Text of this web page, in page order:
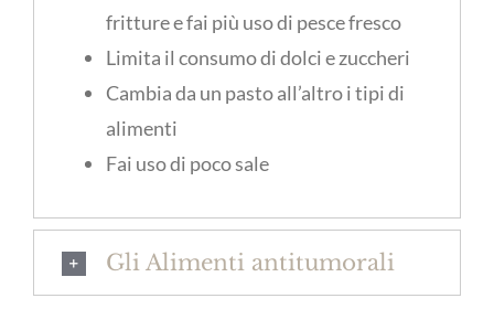
fritture e fai più uso di pesce fresco
Limita il consumo di dolci e zuccheri
Cambia da un pasto all’altro i tipi di
alimenti
Fai uso di poco sale
Gli Alimenti antitumorali